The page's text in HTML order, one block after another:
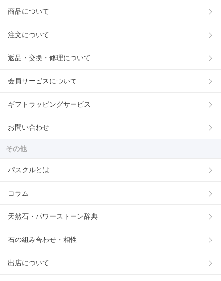
商品について
注文について
返品・交換・修理について
会員サービスについて
ギフトラッピングサービス
お問い合わせ
その他
パスクルとは
コラム
天然石・パワーストーン辞典
石の組み合わせ・相性
出店について